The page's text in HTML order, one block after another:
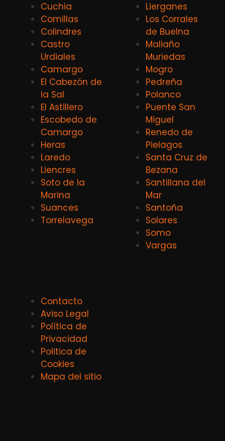
Cuchia
Comillas
Colindres
Castro
Urdiales
Camargo
El Cabezón de
la Sal
El Astillero
Escobedo de
Camargo
Heras
Laredo
Liencres
Soto de la
Marina
Suances
Torrelavega
Lierganes
Los Corrales
de Buelna
Maliaño
Muriedas
Mogro
Pedreña
Polanco
Puente San
Miguel
Renedo de
Pielagos
Santa Cruz de
Bezana
Santillana del
Mar
Santoña
Solares
Somo
Vargas
Contacto
Aviso Legal
Política de
Privacidad
Politica de
Cookies
Mapa del sitio